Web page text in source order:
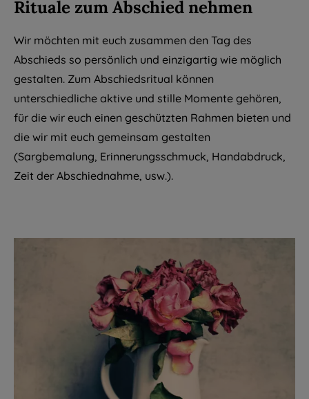
Rituale zum Abschied nehmen
Wir möchten mit euch zusammen den Tag des
Abschieds so persönlich und einzigartig wie möglich
gestalten. Zum Abschiedsritual können
unterschiedliche aktive und stille Momente gehören,
für die wir euch einen geschützten Rahmen bieten und
die wir mit euch gemeinsam gestalten
(Sargbemalung, Erinnerungsschmuck, Handabdruck,
Zeit der Abschiednahme, usw.).